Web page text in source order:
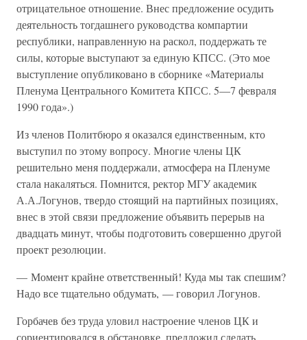
отрицательное отношение. Внес предложение осудить
деятельность тогдашнего руководства компартии
республики, направленную на раскол, поддержать те
силы, которые выступают за единую КПСС. (Это мое
выступление опубликовано в сборнике «Материалы
Пленума Центрального Комитета КПСС. 5—7 февраля
1990 года».)
Из членов Политбюро я оказался единственным, кто
выступил по этому вопросу. Многие члены ЦК
решительно меня поддержали, атмосфера на Пленуме
стала накаляться. Помнится, ректор МГУ академик
А.А.Логунов, твердо стоящий на партийных позициях,
внес в этой связи предложение объявить перерыв на
двадцать минут, чтобы подготовить совершенно другой
проект резолюции.
— Момент крайне ответственный! Куда мы так спешим?
Надо все тщательно обдумать, — говорил Логунов.
Горбачев без труда уловил настроение членов ЦК и
сориентировался в обстановке, предложил сделать